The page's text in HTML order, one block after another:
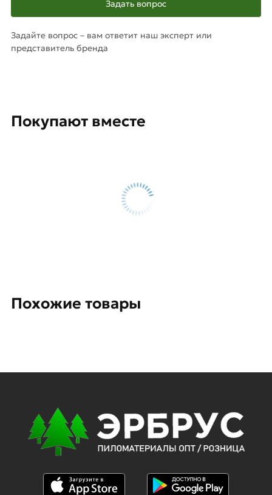
Задать вопрос
Задайте вопрос – вам ответит наш эксперт или
представитель бренда
Покупают вместе
Похожие товары